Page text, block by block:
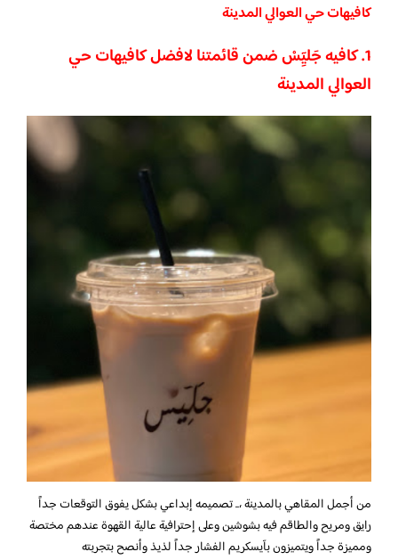
كافيهات حي العوالي المدينة
1. كافيه جَليِٓسْ ضمن قائمتنا لافضل كافيهات حي
العوالي المدينة
من أجمل المقاهي بالمدينة ،.. تصميمه إبداعي بشكل يفوق التوقعات جداً
رايق ومريح والطاقم فيه بشوشين وعلى إحترافية عالية القهوة عندهم مختصة
ومميزة جداً ويتميزون بآيسكريم الفشار جداً لذيذ وأنصح بتجربته